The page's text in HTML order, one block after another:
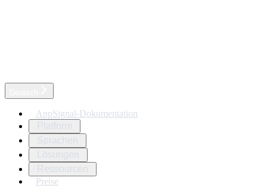
AppSignal-Dokumentation
Preise